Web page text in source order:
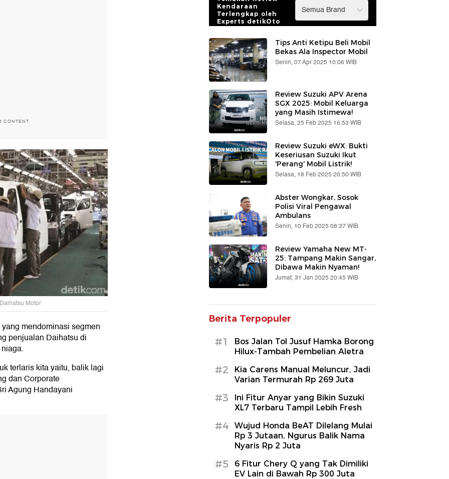
CONTENT
Motor
mendominasi segmen
penjualan Daihatsu di
terlaris kita yaitu, balik lagi
dan Corporate
Agung Handayani
Kendaraan
Terlengkap oleh
Experts detikOto
Tips Anti Ketipu Beli Mobil
Bekas Ala Inspector Mobil
Senin, 07 Apr 2025 10:06 WIB
Review Suzuki APV Arena
SGX 2025: Mobil Keluarga
yang Masih Istimewa!
Selasa, 25 Feb 2025 16:53 WIB
Review Suzuki eWX: Bukti
Keseriusan Suzuki Ikut
'Perang' Mobil Listrik!
Selasa, 18 Feb 2025 20:50 WIB
Abster Wongkar, Sosok
Polisi Viral Pengawal
Ambulans
Senin, 10 Feb 2025 08:37 WIB
Review Yamaha New MT-
25: Tampang Makin Sangar,
Dibawa Makin Nyaman!
Jumat, 31 Jan 2025 20:45 WIB
Berita Terpopuler
#1
Bos Jalan Tol Jusuf Hamka Borong
Hilux-Tambah Pembelian Aletra
#2
Kia Carens Manual Meluncur, Jadi
Varian Termurah Rp 269 Juta
#3
Ini Fitur Anyar yang Bikin Suzuki
XL7 Terbaru Tampil Lebih Fresh
#4
Wujud Honda BeAT Dilelang Mulai
Rp 3 Jutaan, Ngurus Balik Nama
Nyaris Rp 2 Juta
#5
6 Fitur Chery Q yang Tak Dimiliki
EV Lain di Bawah Rp 300 Juta